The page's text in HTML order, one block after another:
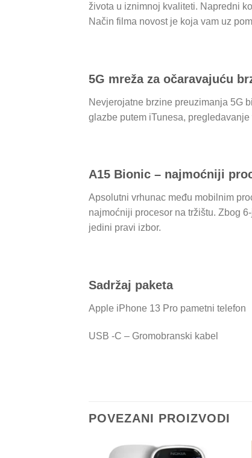
života u iznimnoj kvaliteti. Napredni
Način filma novost je koja vam uz
5G mreža za očaravajuću
Nevjerojatne brzine preuzimanja 5G
glazbe putem iTunesa,
A15 Bionic – najmoćniji
Apsolutni vrhunac među mobilnim
najmoćniji procesor na tržištu. Zbog
jedini pravi izbor.
Sadržaj paketa
Apple iPhone 13 Pro pametni telefon
USB -C – Gromobranski kabel
POVEZANI PROIZVODI